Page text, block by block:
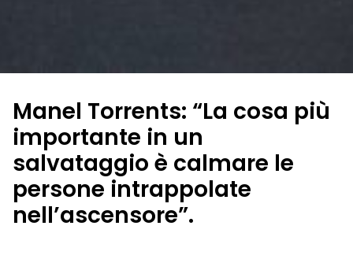
Manel Torrents: “La cosa più
importante in un
salvataggio è calmare le
persone intrappolate
nell’ascensore”.